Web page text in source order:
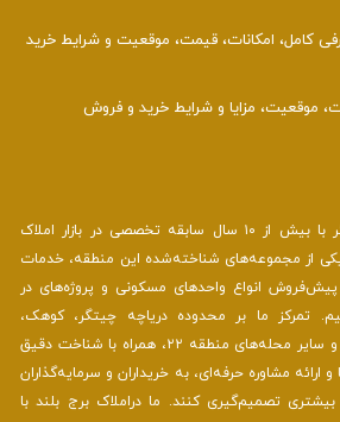
کامل، امکانات، قیمت، موقعیت و شرایط خرید
ما در املاک برج بلند چیتگر با بیش از ۱۰ سال سابقه تخصصی در بازار املاک
یکی از مجموعه‌های شناخته‌شده این منطقه، خدمات
انواع واحدهای مسکونی و پروژه‌های در
تمرکز ما بر محدوده دریاچه چیتگر، کوهک،
مرواریدشهر، شهرک گلستان و سایر محله‌های منطقه ۲۲، همراه با شناخت دقیق
مشاوره حرفه‌ای، به خریداران و سرمایه‌گذاران
تصمیم‌گیری کنند. ما دراملاک برج بلند با